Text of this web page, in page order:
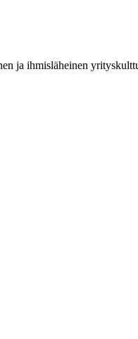
ja ihmisläheinen